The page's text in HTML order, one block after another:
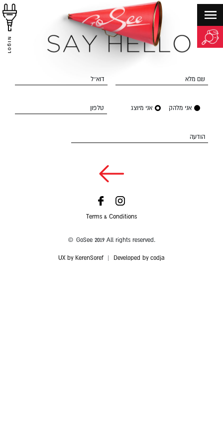
LOGIN
שם מלא דוא״ל
אני מלהק אני מיוצג טלפון
הודעה
Terms & Conditions
© GoSee 2019 All rights reserved.
UX by KerenSoref Developed by codja